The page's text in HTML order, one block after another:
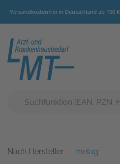
Versandkostenfrei in Deutschland ab 100 €
Nach Hersteller melag